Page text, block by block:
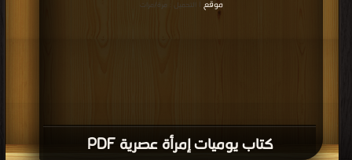
كتاب يوميات إمرأة عصرية PDF
موقع
| التحميل : مرة/مرات